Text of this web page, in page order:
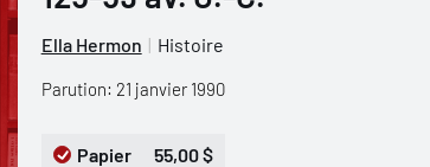
Ella Hermon Histoire
Parution: 21 janvier 1990
Papier 55,00 $